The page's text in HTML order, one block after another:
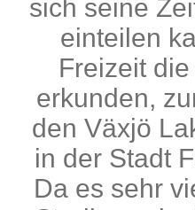
sich seine
einteilen
Freizeit
erkunden,
den Växjö
in der Stadt
Da es sehr